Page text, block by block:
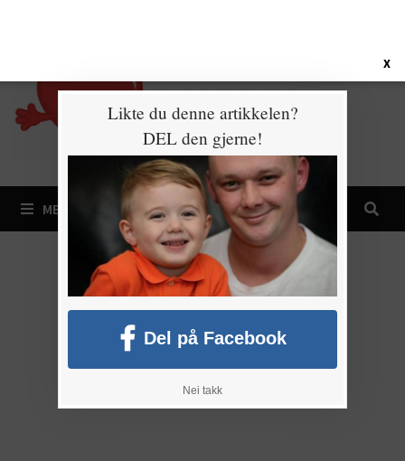
MENY
X
Likte du denne artikkelen?
DEL den gjerne!
Del på Facebook
Nei takk